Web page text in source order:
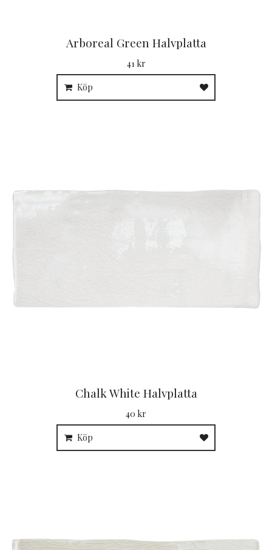
Arboreal Green Halvplatta
41 kr
Köp
Chalk White Halvplatta
40 kr
Köp